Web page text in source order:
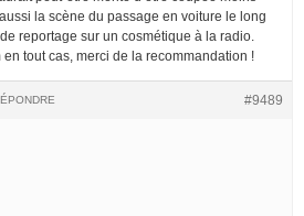
la scène du passage en voiture le long
reportage sur un cosmétique à la radio.
tout cas, merci de la recommandation !
#9489